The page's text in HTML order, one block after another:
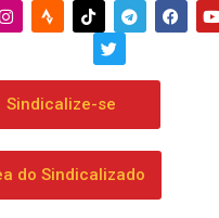
Sindicalize-se
do Sindicalizado